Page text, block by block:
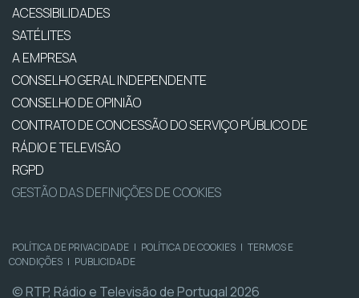
ACESSIBILIDADES
SATÉLITES
A EMPRESA
CONSELHO GERAL INDEPENDENTE
CONSELHO DE OPINIÃO
CONTRATO DE CONCESSÃO DO SERVIÇO PÚBLICO DE
RÁDIO E TELEVISÃO
RGPD
GESTÃO DAS DEFINIÇÕES DE COOKIES
POLÍTICA DE PRIVACIDADE | POLÍTICA DE COOKIES | TERMOS E
CONDIÇÕES | PUBLICIDADE
© RTP, Rádio e Televisão de Portugal 2026